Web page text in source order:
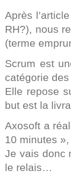
Après
RH?), nous
(terme
Scrum est
catégorie
Elle repose
but est la
Axosoft a
10 minutes
Je vais donc
le relais…